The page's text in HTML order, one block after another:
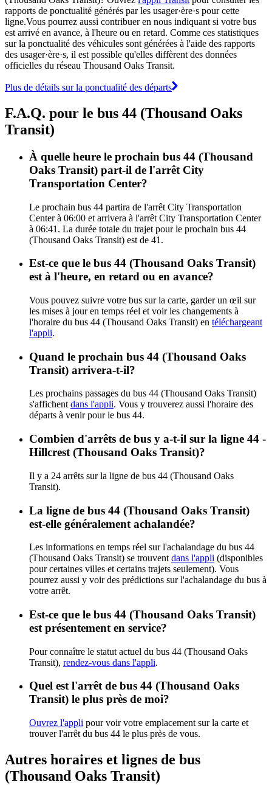
rapports de ponctualité générés par les usager·ère·s pour cette
ligne.Vous pourrez aussi contribuer en nous indiquant si votre bus
est arrivé en avance, à l'heure ou en retard. Comme ces statistiques
sur la ponctualité des véhicules sont générées à l'aide des rapports
des usager·ère·s, il est possible qu'elles diffèrent des données
officielles du réseau Thousand Oaks Transit.
Plus de détails sur la ponctualité des départs
F.A.Q. pour le bus 44 (Thousand Oaks
Transit)
À quelle heure le prochain bus 44 (Thousand
Oaks Transit) part-il de l'arrêt City
Transportation Center?
Le prochain bus 44 partira de l'arrêt City Transportation
Center à 06:00 et arrivera à l'arrêt City Transportation Center
à 06:41. La durée totale du trajet pour le prochain bus 44
(Thousand Oaks Transit) est de 41.
Est-ce que le bus 44 (Thousand Oaks Transit)
est à l'heure, en retard ou en avance?
Vous pouvez suivre votre bus sur la carte, garder un œil sur
les mises à jour en temps réel et voir les changements à
l'horaire du bus 44 (Thousand Oaks Transit) en téléchargeant
l'appli.
Quand le prochain bus 44 (Thousand Oaks
Transit) arrivera-t-il?
Les prochains passages du bus 44 (Thousand Oaks Transit)
s'affichent dans l'appli. Vous y trouverez aussi l'horaire des
départs à venir pour le bus 44.
Combien d'arrêts de bus y a-t-il sur la ligne 44 -
Hillcrest (Thousand Oaks Transit)?
Il y a 24 arrêts sur la ligne de bus 44 (Thousand Oaks
Transit).
La ligne de bus 44 (Thousand Oaks Transit)
est-elle généralement achalandée?
Les informations en temps réel sur l'achalandage du bus 44
(Thousand Oaks Transit) se trouvent dans l'appli (disponibles
pour certaines villes et certains trajets seulement). Vous
pourrez aussi y voir des prédictions sur l'achalandage du bus à
votre arrêt.
Est-ce que le bus 44 (Thousand Oaks Transit)
est présentement en service?
Pour connaître le statut actuel du bus 44 (Thousand Oaks
Transit), rendez-vous dans l'appli.
Quel est l'arrêt de bus 44 (Thousand Oaks
Transit) le plus près de moi?
Ouvrez l'appli pour voir votre emplacement sur la carte et
trouver l'arrêt du bus 44 le plus près de vous.
Autres horaires et lignes de bus
(Thousand Oaks Transit)